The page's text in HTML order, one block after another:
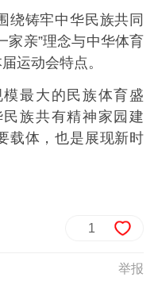
铸牢中华民族共同
家亲”理念与中华体育
运动会特点。
最大的民族体育盛
族共有精神家园建
载体，也是展现新时
1
举报